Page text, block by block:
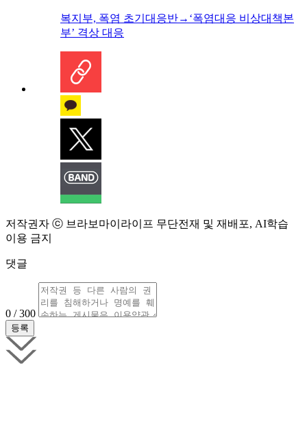
복지부, 폭염 초기대응반→‘폭염대응 비상대책본
부’ 격상 대응
저작권자 ⓒ 브라보마이라이프 무단전재 및 재배포, AI학습
이용 금지
댓글
0 / 300